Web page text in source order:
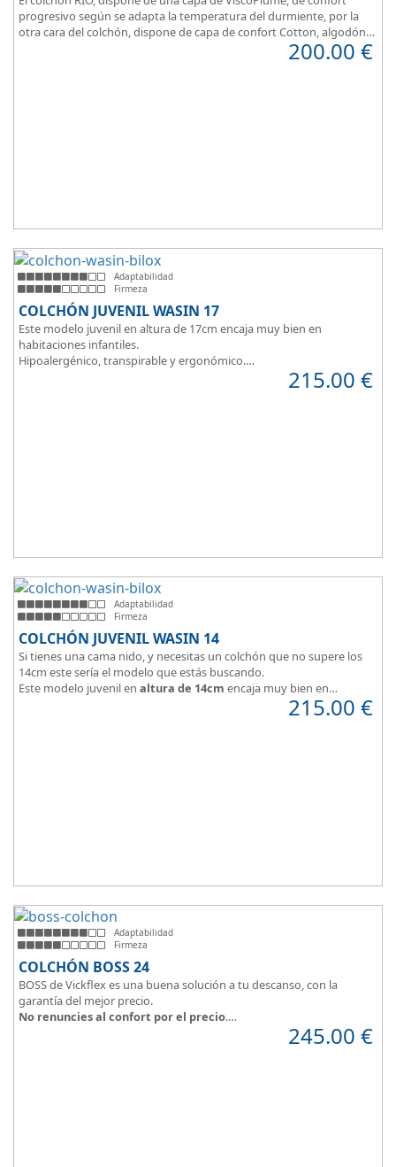
progresivo según se adapta la temperatura del durmiente, por la
otra cara del colchón, dispone de capa de confort Cotton, algodón
100% que brinda una sensación de confort inmediata.200.00 €
Adaptabilidad
Firmeza
COLCHÓN JUVENIL WASIN 17
Este modelo juvenil en altura de 17cm encaja muy bien en
habitaciones infantiles.
Hipoalergénico, transpirable y ergonómico.
215.00 €
Adaptabilidad
Firmeza
COLCHÓN JUVENIL WASIN 14
Si tienes una cama nido, y necesitas un colchón que no supere los
14cm este sería el modelo que estás buscando.
Este modelo juvenil en altura de 14cm encaja muy bien en
215.00 €
Adaptabilidad
Firmeza
COLCHÓN BOSS 24
BOSS de Vickflex es una buena solución a tu descanso, con la
garantía del mejor precio.
No renuncies al confort por el precio.
núcleo firme y resistenteque combinado
con su material viscoelástico ViscoPlume en ambas caras y algodón
245.00 €